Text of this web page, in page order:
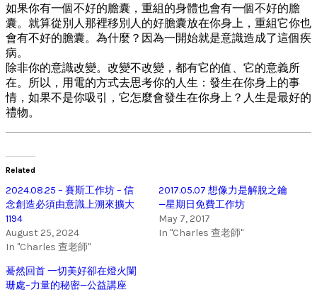
如果你有一個不好的膽囊，重組的身體也會有一個不好的膽
囊。就算從別人那裡移別人的好膽囊放在你身上，重組它你也
會有不好的膽囊。為什麼？因為一開始就是意識造成了這個疾
病。
除非你的意識改變。改變不改變，都有它的值、它的意義所
在。所以，用電的方式去思考你的人生：發生在你身上的事
情，如果不是你吸引，它怎麼會發生在你身上？人生是最好的
禮物。
Related
2024.08.25 – 賽斯工作坊 – 信
念創造必須由意識上溯來擴大
1194
August 25, 2024
In "Charles 查老師"
2017.05.07 想像力是解脫之鑰
—星期日免費工作坊
May 7, 2017
In "Charles 查老師"
驀然回首 一切美好卻在燈火闌
珊處–力量的秘密—公益講座